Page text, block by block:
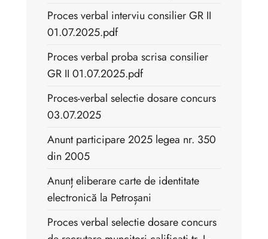
Proces verbal interviu consilier GR II
01.07.2025.pdf
Proces verbal proba scrisa consilier
GR II 01.07.2025.pdf
Proces-verbal selectie dosare concurs
03.07.2025
Anunt participare 2025 legea nr. 350
din 2005
Anunț eliberare carte de identitate
electronică la Petroșani
Proces verbal selectie dosare concurs